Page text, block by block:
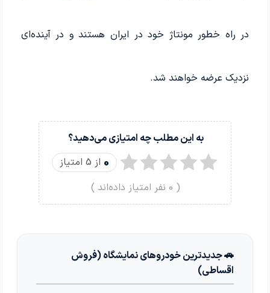
در راه خطور مونتاژ خود در ایران هستند و در آینده‌ای
نزدیک عرضه خواهند شد.
به این مطلب چه امتیازی می‌دهید؟
0 از 5 امتیاز
(
0 نفر امتیاز داده‌اند )
🚗 جدیدترین خودروهای نمایشگاه (فروش
اقساطی)